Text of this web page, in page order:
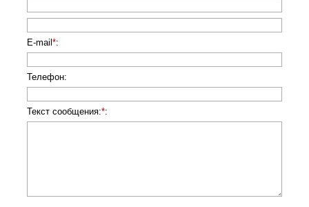
E-mail *:
Телефон:
Текст сообщения:*: